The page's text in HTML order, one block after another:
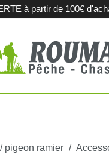
à partir de 100€
pigeon ramier